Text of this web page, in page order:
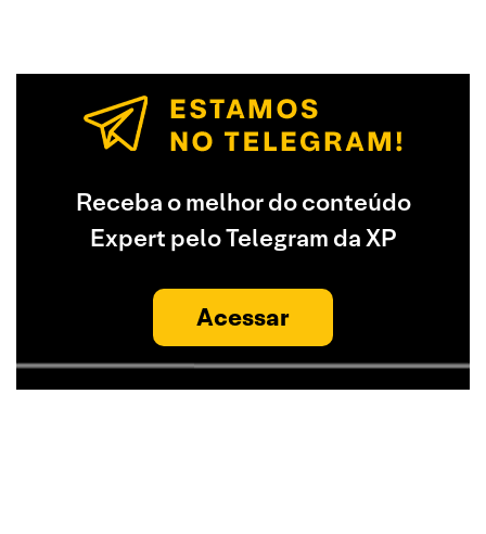
Receba o melhor do conteúdo
Expert pelo Telegram da XP
Acessar